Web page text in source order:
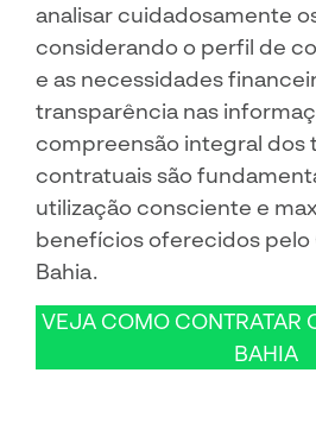
analisar cuidadosamente
considerando o perfil de
e as necessidades
transparência nas
compreensão integral dos
contratuais são
utilização consciente e
benefícios oferecidos pelo
Bahia.
VEJA COMO CONTRATAR
BAHIA